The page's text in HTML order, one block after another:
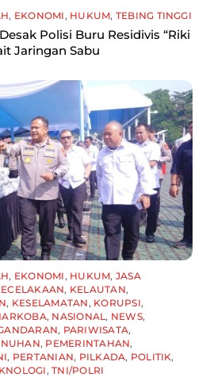
, EKONOMI , HUKUM, TEBING TINGGI
Polisi Buru Residivis “Riki
Jaringan Sabu
, EKONOMI , HUKUM, JASA
, KELAUTAN,
, KESELAMATAN , KORUPSI,
, NASIONAL , NEWS,
, PARIWISATA,
, PEMERINTAHAN,
, PERTANIAN, PILKADA, POLITIK,
,TNI/POLRI